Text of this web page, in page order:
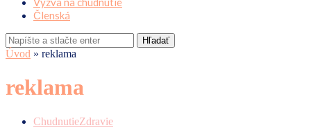
Členská
Hľadať
Úvod » reklama
reklama
ChudnutieZdravie